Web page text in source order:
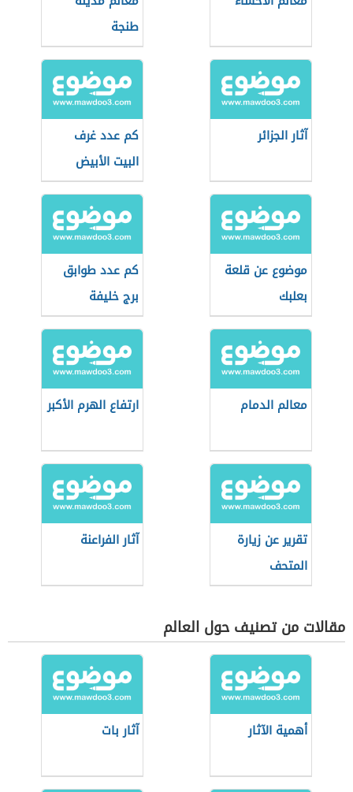
طنجة
آثار الجزائر
كم عدد غرف
البيت الأبيض
موضوع عن قلعة
بعلبك
كم عدد طوابق
برج خليفة
معالم الدمام ارتفاع الهرم الأكبر
تقرير عن زيارة
المتحف
آثار الفراعنة
مقالات من تصنيف حول العالم
أهمية الآثار آثار بات